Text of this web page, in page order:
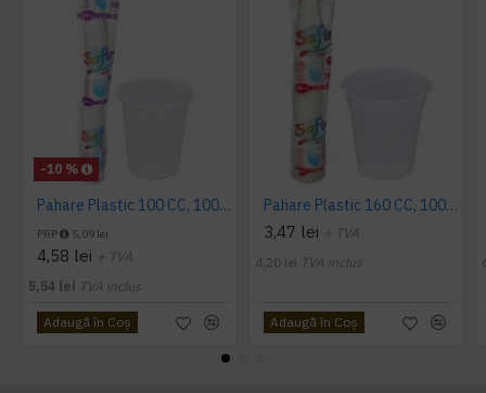
-10 %
Pahare Plastic 100 CC, 100 buc/set
PRP 5,09 lei
4,58 lei + TVA
5,54 lei TVA inclus
Adaugă în Coş
Pahare Plastic 160 CC, 100 buc/set
3,47 lei + TVA
4,20 lei TVA inclus
Adaugă în Coş